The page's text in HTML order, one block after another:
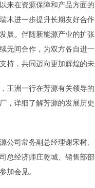
来在资源保障和产品方面的
木进一步提升长期友好合
展。伴随新能源产业的扩
无间合作，为双方各自进
持，共同迈向更加辉煌的未
王洲一行在芳源有关领导
，详细了解芳源的发展历
公司常务副总经理谢宋树
总经济师庄乾城、销售部
加会见。